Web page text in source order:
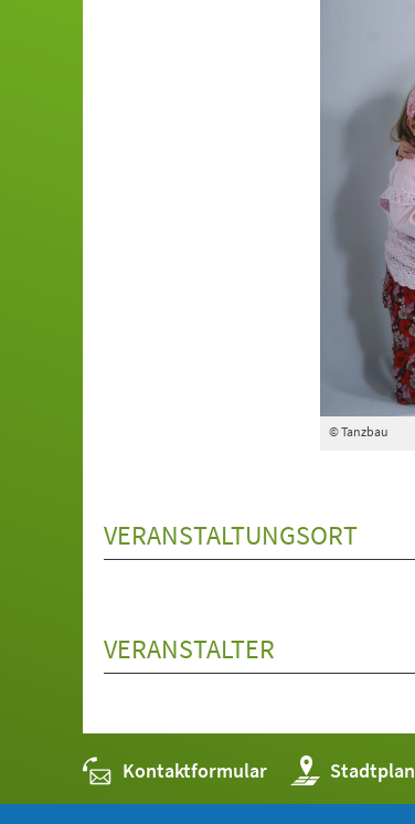
© Tanzbau
VERANSTALTUNGSORT
VERANSTALTER
Kontaktformular Stadtplan
(Öffnet
in
einem